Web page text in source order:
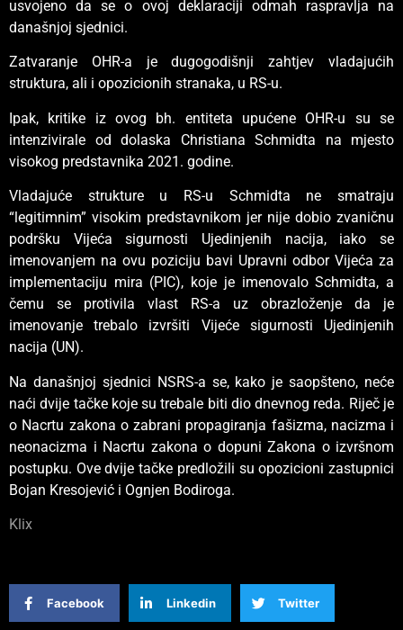
usvojeno da se o ovoj deklaraciji odmah raspravlja na
današnjoj sjednici.
Zatvaranje OHR-a je dugogodišnji zahtjev vladajućih
struktura, ali i opozicionih stranaka, u RS-u.
Ipak, kritike iz ovog bh. entiteta upućene OHR-u su se
intenzivirale od dolaska Christiana Schmidta na mjesto
visokog predstavnika 2021. godine.
Vladajuće strukture u RS-u Schmidta ne smatraju
“legitimnim” visokim predstavnikom jer nije dobio zvaničnu
podršku Vijeća sigurnosti Ujedinjenih nacija, iako se
imenovanjem na ovu poziciju bavi Upravni odbor Vijeća za
implementaciju mira (PIC), koje je imenovalo Schmidta, a
čemu se protivila vlast RS-a uz obrazloženje da je
imenovanje trebalo izvršiti Vijeće sigurnosti Ujedinjenih
nacija (UN).
Na današnjoj sjednici NSRS-a se, kako je saopšteno, neće
naći dvije tačke koje su trebale biti dio dnevnog reda. Riječ je
o Nacrtu zakona o zabrani propagiranja fašizma, nacizma i
neonacizma i Nacrtu zakona o dopuni Zakona o izvršnom
postupku. Ove dvije tačke predložili su opozicioni zastupnici
Bojan Kresojević i Ognjen Bodiroga.
Klix
Facebook Linkedin Twitter